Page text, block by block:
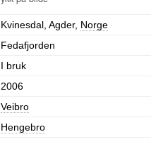
Kvinesdal, Agder, Norge
Fedafjorden
I bruk
2006
Veibro
Hengebro